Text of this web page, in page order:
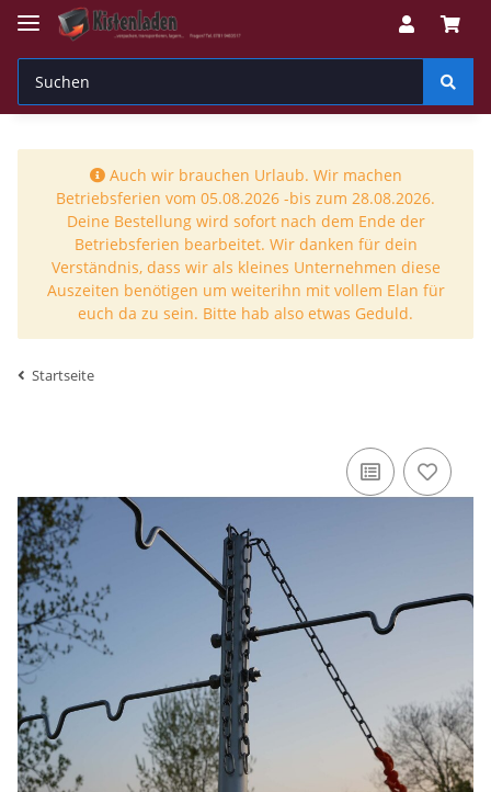
Auch wir brauchen Urlaub. Wir machen
Betriebsferien vom 05.08.2026 -bis zum 28.08.2026.
Deine Bestellung wird sofort nach dem Ende der
Betriebsferien bearbeitet. Wir danken für dein
Verständnis, dass wir als kleines Unternehmen diese
Auszeiten benötigen um weiterihn mit vollem Elan für
euch da zu sein. Bitte hab also etwas Geduld.
Startseite